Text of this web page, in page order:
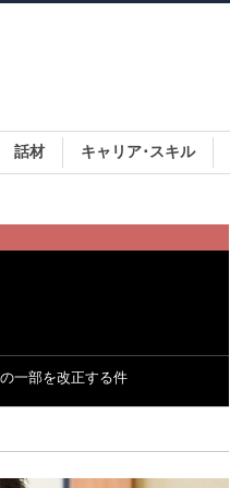
話材 キャリア･スキル
一部を改正する件